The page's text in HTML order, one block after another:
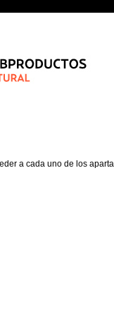
a cada uno de los